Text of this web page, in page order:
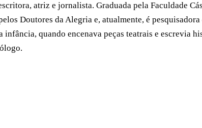
atriz e jornalista. Graduada pela Faculdade
Doutores da Alegria e, atualmente, é
infância, quando encenava peças teatrais e escrevia